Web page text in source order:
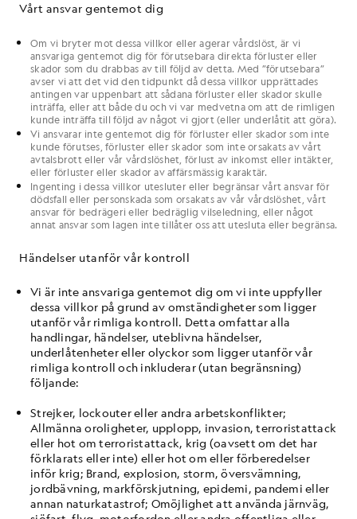
Vårt ansvar gentemot dig
Om vi bryter mot dessa villkor eller agerar vårdslöst, är vi
ansvariga gentemot dig för förutsebara direkta förluster eller
skador som du drabbas av till följd av detta. Med ”förutsebara”
avser vi att det vid den tidpunkt då dessa villkor upprättades
antingen var uppenbart att sådana förluster eller skador skulle
inträffa, eller att bådedu ochvi var medvetna om att de rimligen
kunde inträffa till följd av något vi gjort (eller underlåtit att göra).
Vi ansvarar inte gentemot dig för förluster eller skador som inte
kunde förutses, förluster eller skador som inte orsakats avvårt
avtalsbrott eller vår vårdslöshet, förlust av inkomst eller intäkter,
eller förluster eller skador av affärsmässig karaktär.
Ingenting i dessa villkor utesluter eller begränsar vårt ansvar för
dödsfall eller personskada som orsakats av vår vårdslöshet, vårt
ansvar för bedrägeri eller bedräglig vilseledning, eller något
annat ansvar som lagen inte tillåterossatt utesluta eller begränsa.
Händelser utanför vår kontroll
Vi är inte ansvariga gentemot dig omvi inte uppfyller
dessa villkor på grund av omständigheter som ligger
utanförvårrimliga kontroll. Detta omfattar alla
handlingar, händelser, uteblivna händelser,
underlåtenheter eller olyckor som ligger utanför vår
rimliga kontroll och inkluderar (utan begränsning)
följande:
Strejker, lockouter eller andra arbetskonflikter;
Allmänna oroligheter, upplopp, invasion, terroristattack
eller hot om terroristattack, krig (oavsett om det har
förklarats eller inte) eller hot om eller förberedelser
inför krig; Brand, explosion, storm, översvämning,
jordbävning, markförskjutning, epidemi, pandemi eller
annan naturkatastrof; Omöjlighet att använda järnväg,